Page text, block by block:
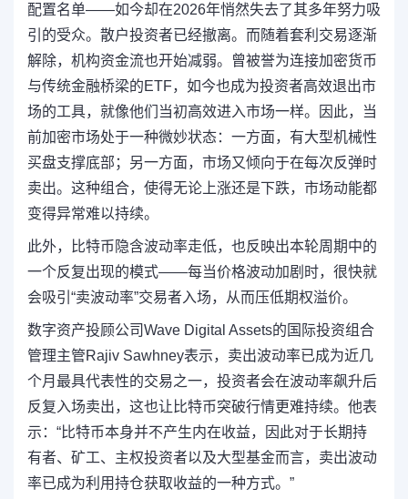
配置名单——如今却在2026年悄然失去了其多年努力吸
引的受众。散户投资者已经撤离。而随着套利交易逐渐
解除，机构资金流也开始减弱。曾被誉为连接加密货币
与传统金融桥梁的ETF，如今也成为投资者高效退出市
场的工具，就像他们当初高效进入市场一样。因此，当
前加密市场处于一种微妙状态：一方面，有大型机械性
买盘支撑底部；另一方面，市场又倾向于在每次反弹时
卖出。这种组合，使得无论上涨还是下跌，市场动能都
变得异常难以持续。
此外，比特币隐含波动率走低，也反映出本轮周期中的
一个反复出现的模式——每当价格波动加剧时，很快就
会吸引“卖波动率”交易者入场，从而压低期权溢价。
数字资产投顾公司Wave Digital Assets的国际投资组合
管理主管Rajiv Sawhney表示，卖出波动率已成为近几
个月最具代表性的交易之一，投资者会在波动率飙升后
反复入场卖出，这也让比特币突破行情更难持续。他表
示：“比特币本身并不产生内在收益，因此对于长期持
有者、矿工、主权投资者以及大型基金而言，卖出波动
率已成为利用持仓获取收益的一种方式。”